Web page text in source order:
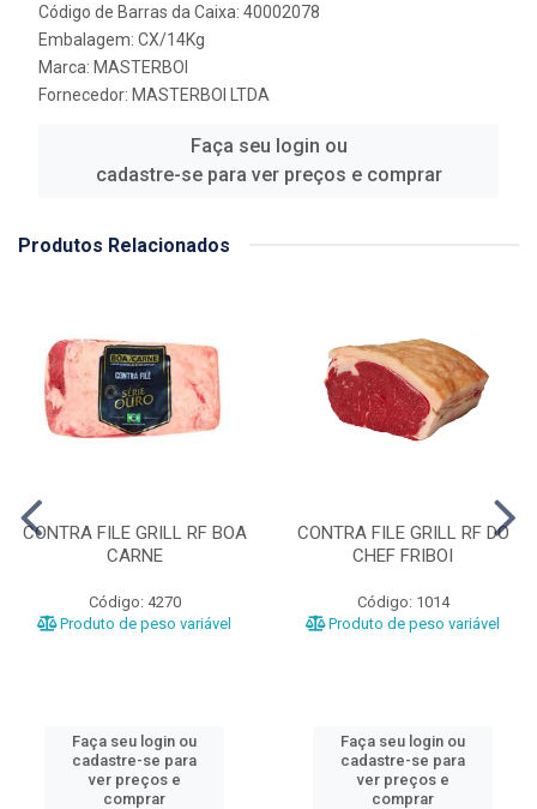
Código de Barras da Caixa: 40002078
Embalagem: CX/14Kg
Marca: MASTERBOI
Fornecedor: MASTERBOI LTDA
Faça seu login ou
cadastre-se para ver preços e comprar
Produtos Relacionados
CONTRA FILE GRILL RF BOA
CARNE
Código: 4270
Produto de peso variável
Faça seu login ou
cadastre-se para
ver preços e
comprar
CONTRA FILE GRILL RF DO
CHEF FRIBOI
Código: 1014
Produto de peso variável
Faça seu login ou
cadastre-se para
ver preços e
comprar